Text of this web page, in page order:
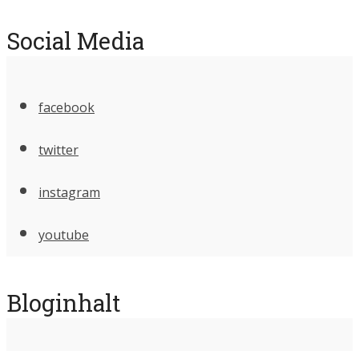
Social Media
facebook
twitter
instagram
youtube
Bloginhalt